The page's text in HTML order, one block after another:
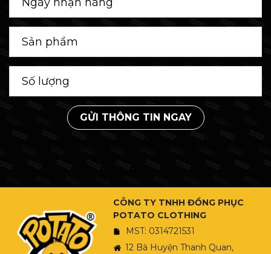
GỬI THÔNG TIN NGAY
CÔNG TY TNHH ĐỒNG PHỤC
POTATO CLOTHING
MST: 0314721531
12 Bà Huyện Thanh Quan,